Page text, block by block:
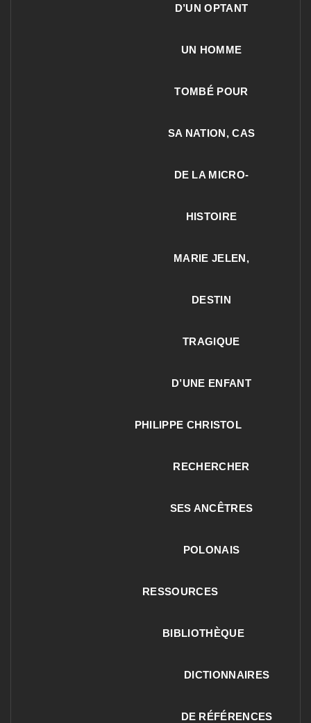
D’UN OPTANT
UN HOMME
TOMBÉ POUR
SA NATION, CAS
DE LA MICRO-
HISTOIRE
MARIE JELEN,
DESTIN
TRAGIQUE
D’UNE ENFANT
PHILIPPE CHRISTOL
RECHERCHER
SES ANCÊTRES
POLONAIS
RESSOURCES
BIBLIOTHÈQUE
DICTIONNAIRES
DE RÉFÉRENCES